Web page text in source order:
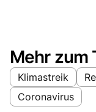
Mehr zum
Klimastreik
Coronavirus